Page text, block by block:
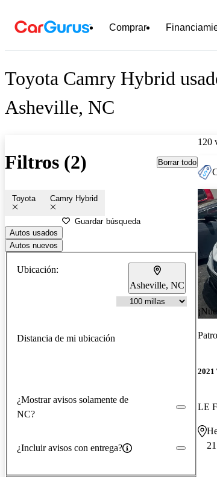
Comprar
Toyota Camry Hybrid
Asheville, NC
Filtros (2) Borrar todo
Toyota Camry Hybrid
Guardar búsqueda
Autos usados
Autos nuevos
Ubicación:
Asheville, NC
Distancia de mi ubicación
¿Mostrar avisos solamente de
NC?
¿Incluir avisos con entrega?
120
LE